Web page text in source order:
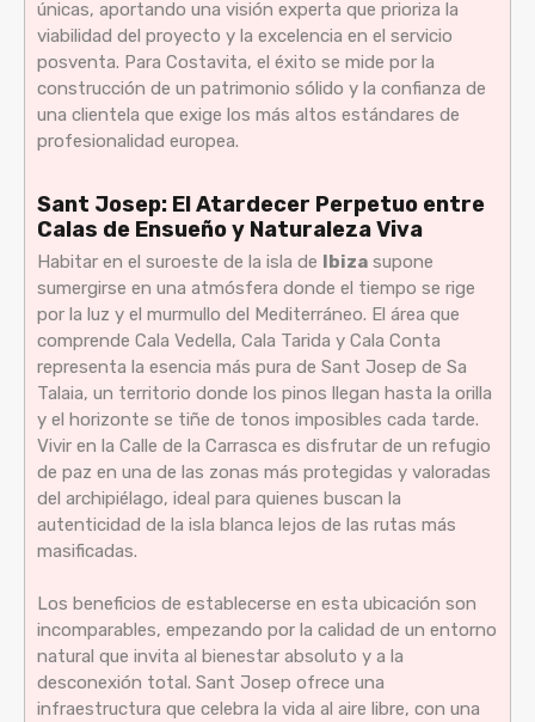
únicas, aportando una visión experta que prioriza la
viabilidad del proyecto y la excelencia en el servicio
posventa. Para Costavita, el éxito se mide por la
construcción de un patrimonio sólido y la confianza de
una clientela que exige los más altos estándares de
profesionalidad europea.
Sant Josep: El Atardecer Perpetuo entre
Calas de Ensueño y Naturaleza Viva
Habitar en el suroeste de la isla de Ibiza supone
sumergirse en una atmósfera donde el tiempo se rige
por la luz y el murmullo del Mediterráneo. El área que
comprende Cala Vedella, Cala Tarida y Cala Conta
representa la esencia más pura de Sant Josep de Sa
Talaia, un territorio donde los pinos llegan hasta la orilla
y el horizonte se tiñe de tonos imposibles cada tarde.
Vivir en la Calle de la Carrasca es disfrutar de un refugio
de paz en una de las zonas más protegidas y valoradas
del archipiélago, ideal para quienes buscan la
autenticidad de la isla blanca lejos de las rutas más
masificadas.
Los beneficios de establecerse en esta ubicación son
incomparables, empezando por la calidad de un entorno
natural que invita al bienestar absoluto y a la
desconexión total. Sant Josep ofrece una
infraestructura que celebra la vida al aire libre, con una